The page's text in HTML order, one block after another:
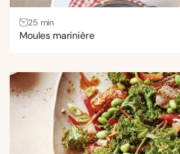
25 min
Moules marinière